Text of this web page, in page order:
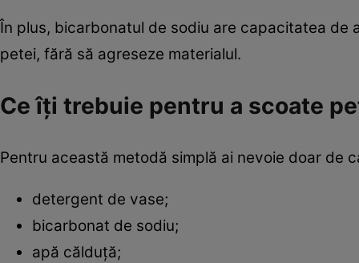
În plus, bicarbonatul de sodiu are capacitatea de
petei, fără să agreseze materialul.
Ce îți trebuie pentru a scoate
Pentru această metodă simplă ai nevoie doar de
detergent de vase;
bicarbonat de sodiu;
apă călduță;